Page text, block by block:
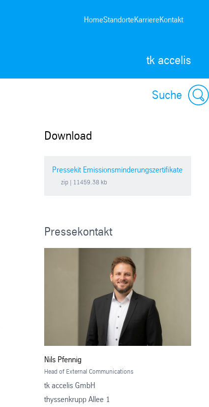
tk accelis
HomeStandorteKarriereKontakt
Suche
Download
Pressekit Emissionsminderungszertifikate
zip | 11459.38 kb
Pressekontakt
Nils Pfennig
Head of External Communications
tk accelis GmbH
thyssenkrupp Allee 1